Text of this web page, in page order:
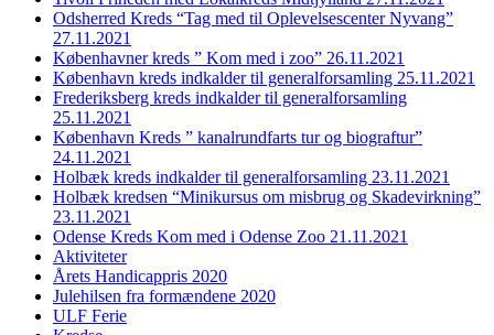
Odsherred Kreds “Tag med til Oplevelsescenter Nyvang”
27.11.2021
Københavner kreds ” Kom med i zoo” 26.11.2021
København kreds indkalder til generalforsamling 25.11.2021
Frederiksberg kreds indkalder til generalforsamling
25.11.2021
København Kreds ” kanalrundfarts tur og biograftur”
24.11.2021
Holbæk kreds indkalder til generalforsamling 23.11.2021
Holbæk kredsen “Minikursus om misbrug og Skadevirkning”
23.11.2021
Odense Kreds Kom med i Odense Zoo 21.11.2021
Aktiviteter
Årets Handicappris 2020
Julehilsen fra formændene 2020
ULF Ferie